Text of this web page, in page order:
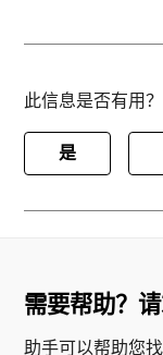
此信息是否有用？
是
需要帮助？
助手可以帮助您